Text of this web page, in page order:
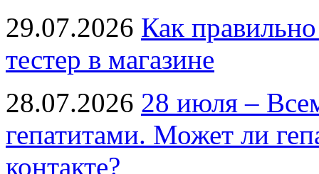
29.07.2026 Как
тестер в магазине
28.07.2026 28 июля –
гепатитами. Может ли
контакте?